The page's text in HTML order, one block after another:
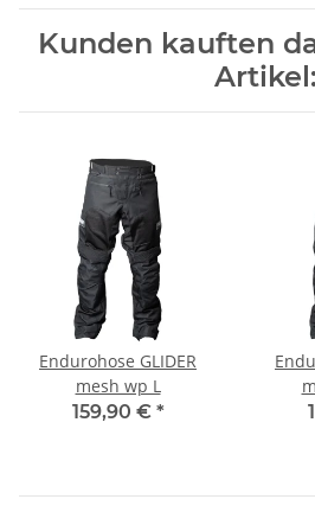
Kunden kauften
Artikel:
Endurohose GLIDER
mesh wp L
159,90 € *